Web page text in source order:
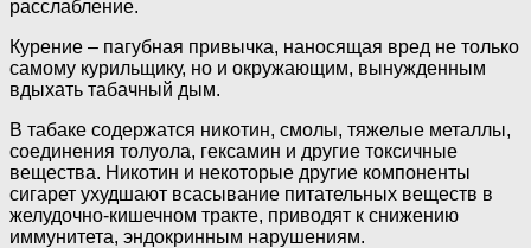
расслабление.
Курение – пагубная привычка, наносящая вред не только
самому курильщику, но и окружающим, вынужденным
вдыхать табачный дым.
В табаке содержатся никотин, смолы, тяжелые металлы,
соединения толуола, гексамин и другие токсичные
вещества. Никотин и некоторые другие компоненты
сигарет ухудшают всасывание питательных веществ в
желудочно-кишечном тракте, приводят к снижению
иммунитета, эндокринным нарушениям.